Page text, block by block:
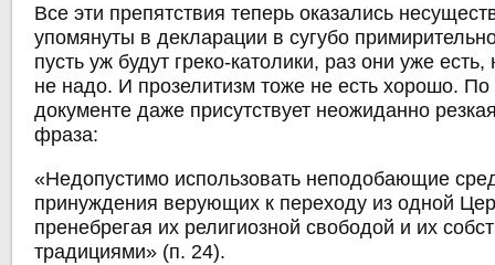
Все эти препятствия теперь оказались
упомянуты в декларации в сугубо
пусть уж будут греко-католики, раз они уже есть,
не надо. И прозелитизм тоже не есть хорошо. По
документе даже присутствует неожиданно
фраза:
«Недопустимо использовать неподобающие
принуждения верующих к переходу из одной
пренебрегая их религиозной свободой и их
традициями» (п. 24).